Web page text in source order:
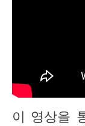
이 영상을